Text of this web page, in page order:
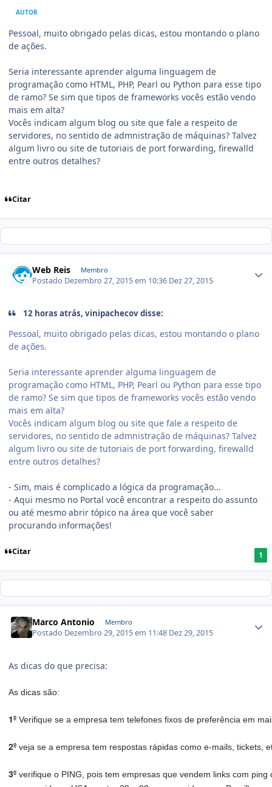
AUTOR
Pessoal, muito obrigado pelas dicas, estou montando o plano
de ações.
Seria interessante aprender alguma linguagem de
programação como HTML, PHP, Pearl ou Python para esse tipo
de ramo? Se sim que tipos de frameworks vocês estão vendo
mais em alta?
Vocês indicam algum blog ou site que fale a respeito de
servidores, no sentido de admnistração de máquinas? Talvez
algum livro ou site de tutoriais de port forwarding, firewalld
entre outros detalhes?
Citar
Web Reis Membro
Postado Dezembro 27, 2015 em 10:36 Dez 27, 2015
12 horas atrás, vinipachecov disse:
Pessoal, muito obrigado pelas dicas, estou montando o plano
de ações.
Seria interessante aprender alguma linguagem de
programação como HTML, PHP, Pearl ou Python para esse tipo
de ramo? Se sim que tipos de frameworks vocês estão vendo
mais em alta?
Vocês indicam algum blog ou site que fale a respeito de
servidores, no sentido de admnistração de máquinas? Talvez
algum livro ou site de tutoriais de port forwarding, firewalld
entre outros detalhes?
- Sim, mais é complicado a lógica da programação...
- Aqui mesmo no Portal você encontrar a respeito do assunto
ou até mesmo abrir tópico na área que você saber
procurando informações!
Citar 1
Marco Antonio Membro
Postado Dezembro 29, 2015 em 11:48 Dez 29, 2015
As dicas do que precisa:
As dicas são:
1º Verifique se a empresa tem telefones fixos de preferência em
2º veja se a empresa tem respostas rápidas como e-mails, tickets,
3º verifique o PING, pois tem empresas que vendem links com